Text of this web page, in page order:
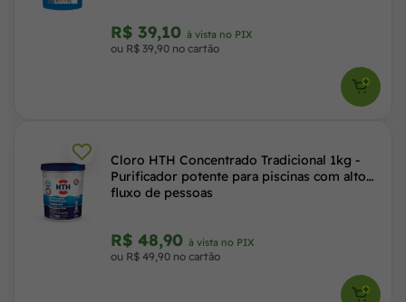
R$ 39,10 à vista no PIX
ou R$ 39,90 no cartão
Cloro HTH Concentrado Tradicional 1kg -
Purificador potente para piscinas com alto
fluxo de pessoas
R$ 48,90 à vista no PIX
ou R$ 49,90 no cartão